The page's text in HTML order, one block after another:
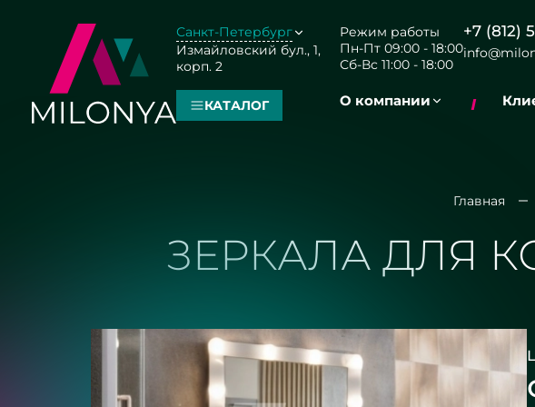
Санкт-Петербург
Измайловский бул., 1,
корп. 2
Режим работы
Пн-Пт 09:00 - 18:00
Сб-Вс 11:00 - 18:00
+7 (812)
КАТАЛОГ О компании
Главная
ЗЕРКАЛА ДЛЯ